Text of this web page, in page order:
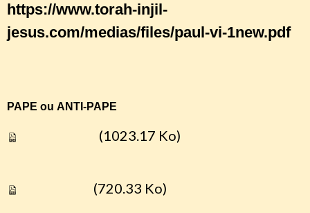
https://www.torah-injil-
jesus.com/medias/files/paul-vi-1new.pdf
PAPE ou ANTI-PAPE
(1023.17 Ko)
(720.33 Ko)